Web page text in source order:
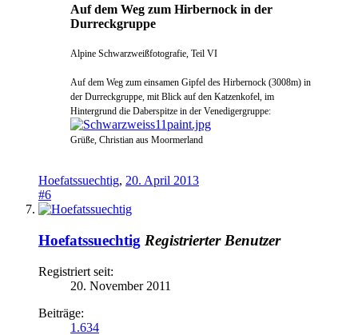
Auf dem Weg zum Hirbernock in der
Durreckgruppe
Alpine Schwarzweißfotografie, Teil VI
Auf dem Weg zum einsamen Gipfel des Hirbernock (3008m) in
der Durreckgruppe, mit Blick auf den Katzenkofel, im
Hintergrund die Daberspitze in der Venedigergruppe:
Grüße, Christian aus Moormerland
Hoefatssuechtig, 20. April 2013
#6
Hoefatssuechtig Registrierter Benutzer
Registriert seit:
20. November 2011
Beiträge:
1.634